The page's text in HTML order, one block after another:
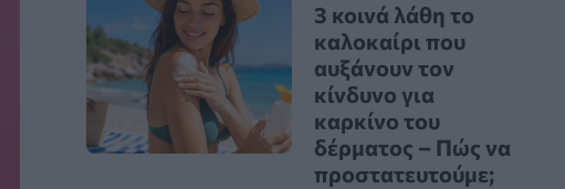
3 κοινά λάθη το
καλοκαίρι που
αυξάνουν τον
κίνδυνο για
καρκίνο του
δέρματος – Πώς να
προστατευτούμε;